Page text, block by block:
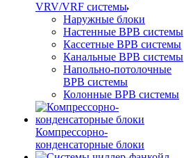
VRV/VRF системы
Наружные блоки
Настенные ВРВ системы
Кассетные ВРВ системы
Канальные ВРВ системы
Напольно-потолочные
ВРВ системы
Колонные ВРВ системы
Компрессорно-
конденсаторные блоки